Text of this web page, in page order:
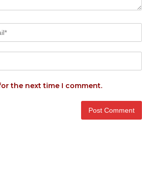
the next time I comment.